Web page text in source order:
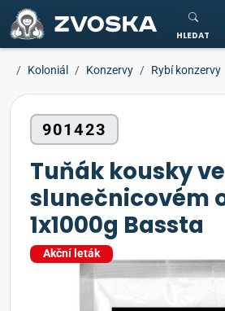
ZVOSKA
HLEDAT
Koloniál Konzervy Rybí konzervy
901423
Tuňák kousky ve
slunečnicovém
1x1000g Bassta
Akční leták